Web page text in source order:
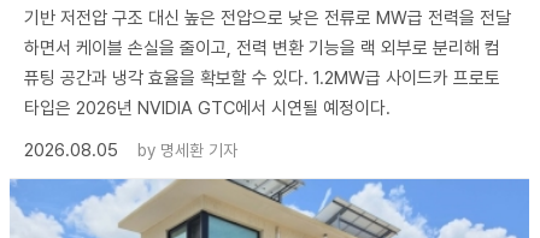
기반 저전압 구조 대신 높은 전압으로 낮은 전류로 MW급 전력을 전달
하면서 케이블 손실을 줄이고, 전력 변환 기능을 랙 외부로 분리해 컴
퓨팅 공간과 냉각 효율을 확보할 수 있다. 1.2MW급 사이드카 프로토
타입은 2026년 NVIDIA GTC에서 시연될 예정이다.
2026.08.05
by 명세환 기자